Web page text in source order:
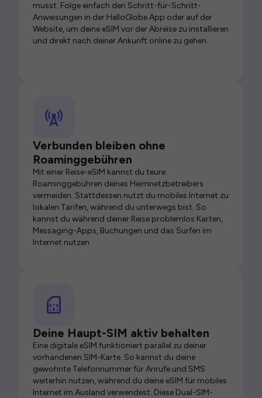
musst. Folge einfach den Schritt-für-Schritt-
Anweisungen in der HelloGlobe App oder auf der
Website, um deine eSIM vor der Abreise zu installieren
und direkt nach deiner Ankunft online zu gehen.
Verbunden bleiben ohne
Roaminggebühren
Mit einer Reise-eSIM kannst du teure
Roaminggebühren deines Heimnetzbetreibers
vermeiden. Stattdessen nutzt du mobiles Internet zu
lokalen Tarifen, während du unterwegs bist. So
kannst du während deiner Reise problemlos Karten,
Messaging-Apps, Buchungen und das Surfen im
Internet nutzen.
Deine Haupt-SIM aktiv behalten
Eine digitale eSIM funktioniert parallel zu deiner
vorhandenen SIM-Karte. So kannst du deine
gewohnte Telefonnummer für Anrufe und SMS
weiterhin nutzen, während du deine eSIM für mobiles
Internet im Ausland verwendest. Diese Dual-SIM-